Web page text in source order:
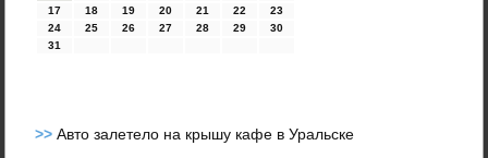
17
18 19 20 21 22
23
24
25 26 27 28 29
30
31
>>Авто залетело на крышу кафе в Уральске